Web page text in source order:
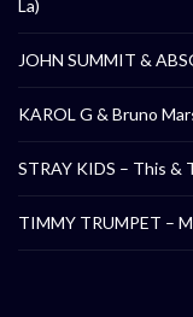
La)
JOHN SUMMIT &
KAROL G & Bruno
STRAY KIDS – This &
TIMMY TRUMPET –